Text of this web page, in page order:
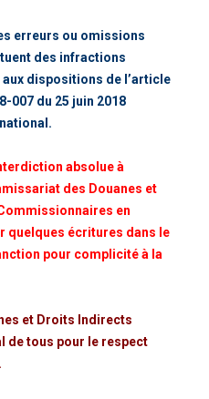
erreurs ou omissions
des infractions
dispositions de l’article
007 du 25 juin 2018
absolue à
des Douanes et
en
quelques écritures dans le
pour complicité à la
et Droits Indirects
de tous pour le respect